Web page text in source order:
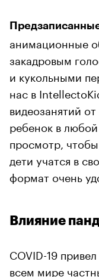
анимационные
закадровым
и кукольными
нас в
видеозанятий
ребенок в
просмотр,
дети учатся в
формат очень
Влияние
COVID-19
всем мире